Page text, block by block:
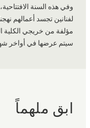
وفي هذه السنة
لفنانين تجسد أعمالهم
مؤلفة من خريجي الكلية
سيتم عرضها في أواخر
ابق ملهماً